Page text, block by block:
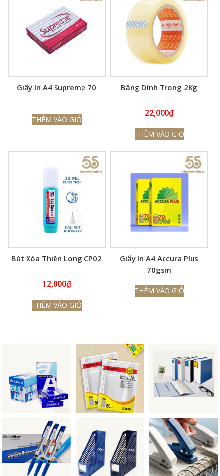
Giấy In A4 Supreme 70
THÊM VÀO GIỎ
Băng Dính Trong 2Kg
22,000₫
THÊM VÀO GIỎ
Bút Xóa Thiên Long CP02
12,000₫
THÊM VÀO GIỎ
Giấy In A4 Accura Plus
70gsm
THÊM VÀO GIỎ